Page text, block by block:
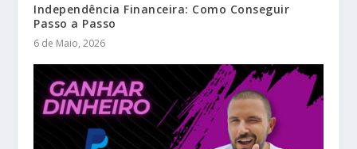
Independência Financeira: Como Conseguir
Passo a Passo
6 de Maio, 2026